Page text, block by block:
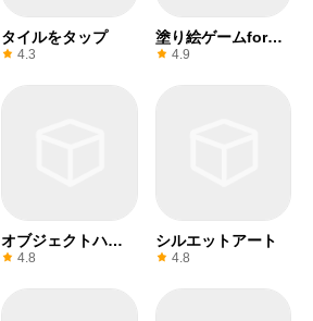
タイルをタップ
4.3
塗り絵ゲームfor鬼
滅の刃
4.9
オブジェクトハン
ト 4.8
シルエットアート
4.8